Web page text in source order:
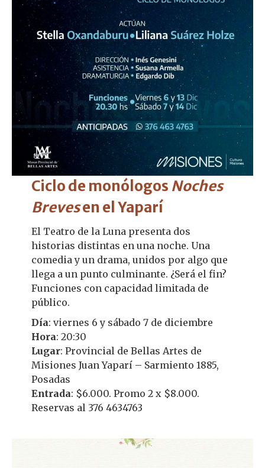
Ciclo de monólogos Noches
Brevesen el Yaparí
El Teatro de la Luna presenta dos
historias distintas en una noche. Una
comedia y un drama, unidos por algo que
llega a un punto culminante. ¿Será el fin?
Funciones con capacidad limitada de
público.
Día: viernes 6 y sábado 7 de diciembre
Hora: 20:30
Lugar: Provincial de Bellas Artes de
Misiones Juan Yaparí – Sarmiento 1885,
Posadas
Entrada: $6.000. Promo 2 x $8.000.
Reservas al 376 4634763